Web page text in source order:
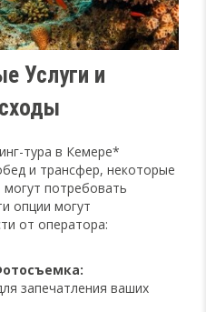
Услуги и
тура в Кемере*
и трансфер, некоторые
могут потребовать
опции могут
от оператора:
запечатления ваших